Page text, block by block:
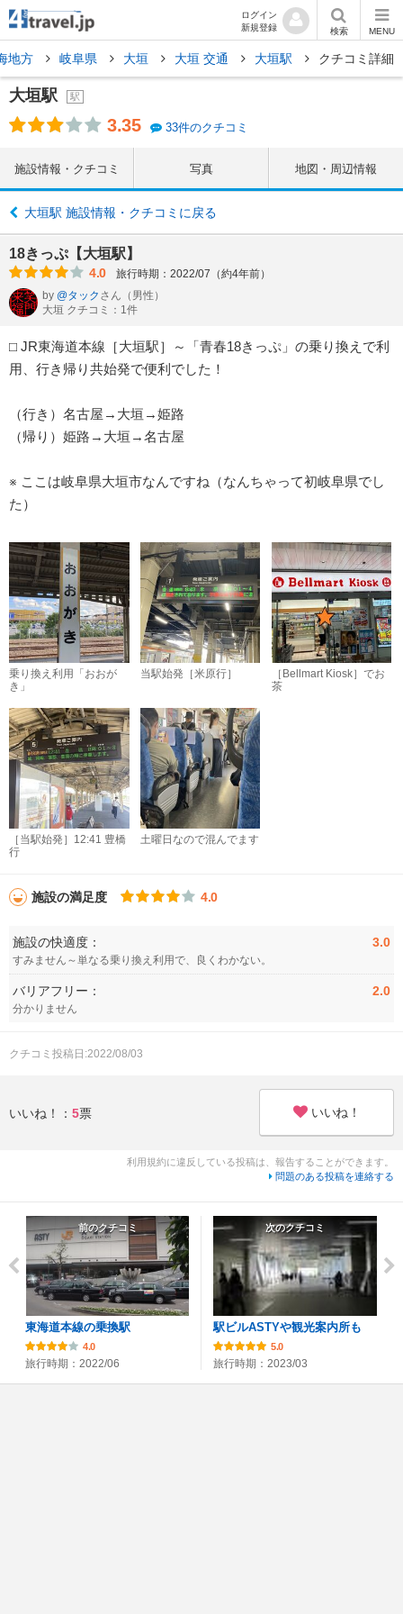
ログイン
新規登録
検索 MENU
地方 岐阜県 大垣 大垣 交通 大垣駅 クチコミ詳細
大垣駅 駅
3.35 33件のクチコミ
施設情報・クチコミ 写真 地図・周辺情報
大垣駅 施設情報・クチコミに戻る
18きっぷ【大垣駅】
4.0
旅行時期：2022/07（約4年前）
by @タック さん （男性）
大垣 クチコミ：1件
⬜︎ JR東海道本線［大垣駅］～「青春18きっぷ」の乗り換えで利
用、行き帰り共始発で便利でした！
（行き）名古屋→大垣→姫路
（帰り）姫路→大垣→名古屋
※ ここは岐阜県大垣市なんですね（なんちゃって初岐阜県でし
た）
乗り換え利用「おおが
き」
当駅始発［米原行］
［Bellmart Kiosk］でお
茶
［当駅始発］12:41 豊橋
行
土曜日なので混んでます
施設の満足度 4.0
施設の快適度： 3.0
すみません～単なる乗り換え利用で、良くわかない。
バリアフリー： 2.0
分かりません
クチコミ投稿日:2022/08/03
いいね！： 5票 いいね！
利用規約に違反している投稿は、報告することができます。
問題のある投稿を連絡する
前のクチコミ
東海道本線の乗換駅
4.0
旅行時期：2022/06
次のクチコミ
駅ビルASTYや観光案内所も
5.0
旅行時期：2023/03